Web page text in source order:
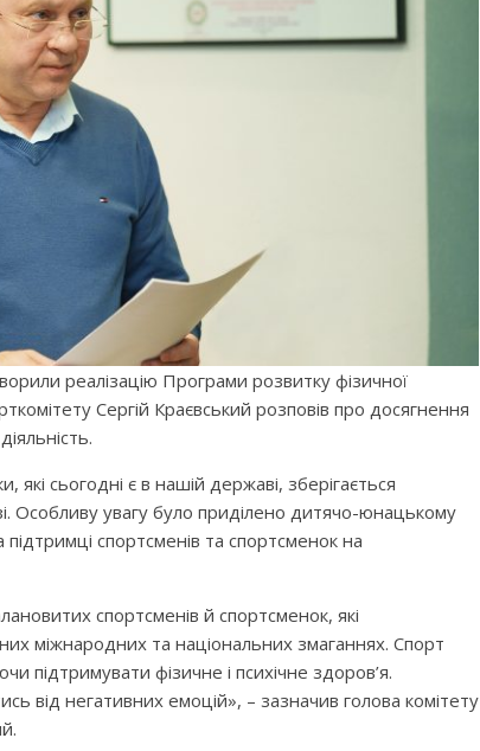
реалізацію Програми розвитку фізичної
Сергій Краєвський розповів про досягнення
сьогодні є в нашій державі, зберігається
Особливу увагу було приділено дитячо-юнацькому
спортсменів та спортсменок на
спортсменів й спортсменок, які
міжнародних та національних змаганнях. Спорт
підтримувати фізичне і психічне здоров’я.
від негативних емоцій», – зазначив голова комітету